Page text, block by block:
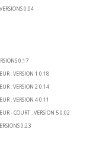
: 2 VERSIONS 0:04
0:10
0:10
: 2 VERSIONS 0:17
: VERSION 1 0:18
: VERSION 2 0:14
: VERSION 4 0:11
- COURT : VERSION 5 0:02
: 3 VERSIONS 0:23